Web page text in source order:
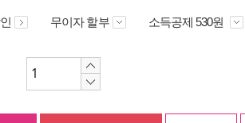
무이자 할부 소득공제 530원